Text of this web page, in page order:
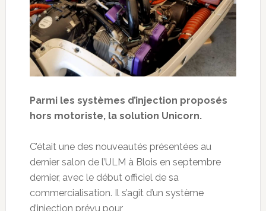
Parmi les systèmes d’injection proposés
hors motoriste, la solution Unicorn.
C’était une des nouveautés présentées au
dernier salon de l’ULM à Blois en septembre
dernier, avec le début officiel de sa
commercialisation. Il s’agit d’un système
d’injection prévu pour